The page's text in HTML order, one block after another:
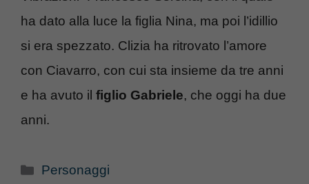
ha dato alla luce la figlia Nina, ma poi l’idillio
si era spezzato. Clizia ha ritrovato l’amore
con Ciavarro, con cui sta insieme da tre anni
e ha avuto il figlio Gabriele, che oggi ha due
anni.
Categorie
Personaggi